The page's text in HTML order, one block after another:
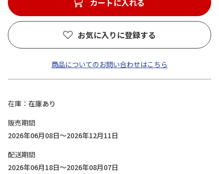
カートに入れる
お気に入りに登録する
商品についてのお問い合わせはこちら
在庫
在庫あり
販売期間
2026年06月08日～2026年12月11日
配送期間
2026年06月18日～2026年08月07日